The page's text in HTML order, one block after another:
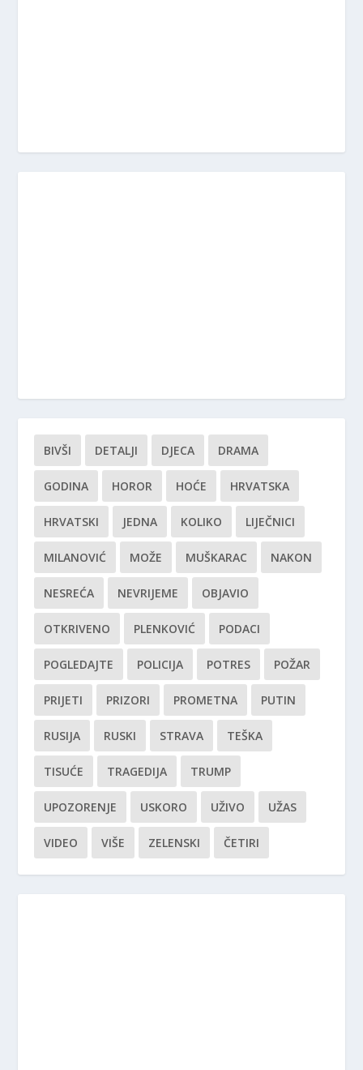
BIVŠI DETALJI DJECA DRAMA
GODINA HOROR HOĆE HRVATSKA
HRVATSKI JEDNA KOLIKO LIJEČNICI
MILANOVIĆ MOŽE MUŠKARAC NAKON
NESREĆA NEVRIJEME OBJAVIO
OTKRIVENO PLENKOVIĆ PODACI
POGLEDAJTE POLICIJA POTRES POŽAR
PRIJETI PRIZORI PROMETNA PUTIN
RUSIJA RUSKI STRAVA TEŠKA
TISUĆE TRAGEDIJA TRUMP
UPOZORENJE USKORO UŽIVO UŽAS
VIDEO VIŠE ZELENSKI ČETIRI